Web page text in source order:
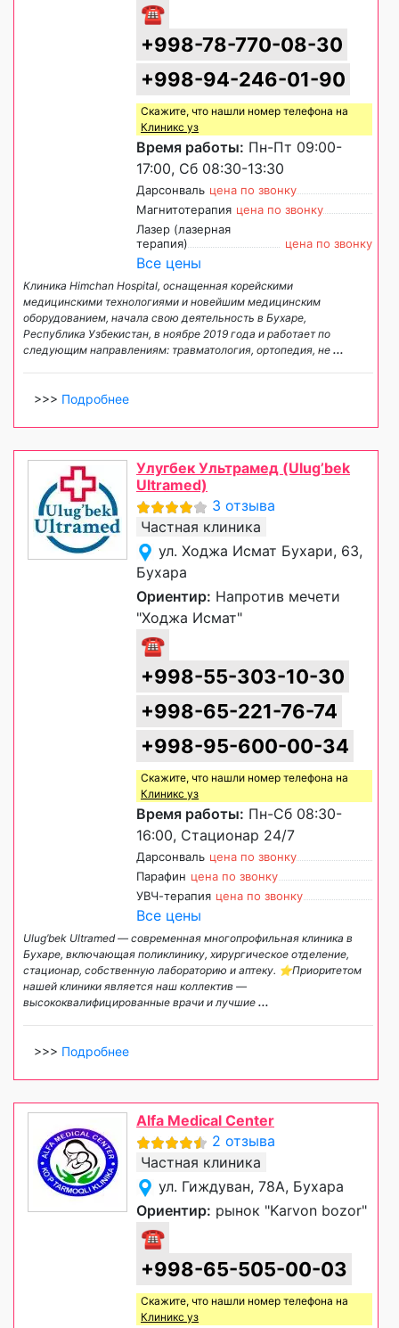
☎
+998-78-770-08-30
+998-94-246-01-90
Скажите, что нашли номер телефона на
Клиникс уз
Время работы: Пн-Пт 09:00-
17:00, Сб 08:30-13:30
Дарсонваль цена по звонку
Магнитотерапия цена по звонку
Лазер (лазерная
терапия)
цена по звонку
Все цены
Клиника Himchan Hospital, оснащенная корейскими
медицинскими технологиями и новейшим медицинским
оборудованием, начала свою деятельность в Бухаре,
Республика Узбекистан, в ноябре 2019 года и работает по
следующим направлениям: травматология, ортопедия, не ...
>>> Подробнее
Улугбек Ультрамед (Ulug’bek
Ultramed)
3 отзыва
Частная клиника
ул. Ходжа Исмат Бухари, 63,
Бухара
Ориентир: Напротив мечети
"Ходжа Исмат"
☎
+998-55-303-10-30
+998-65-221-76-74
+998-95-600-00-34
Скажите, что нашли номер телефона на
Клиникс уз
Время работы: Пн-Сб 08:30-
16:00, Стационар 24/7
Дарсонваль цена по звонку
Парафин цена по звонку
УВЧ-терапия цена по звонку
Все цены
Ulug’bek Ultramed — современная многопрофильная клиника в
Бухаре, включающая поликлинику, хирургическое отделение,
стационар, собственную лабораторию и аптеку. ⭐️Приоритетом
нашей клиники является наш коллектив —
высококвалифицированные врачи и лучшие ...
>>> Подробнее
Alfa Medical Center
2 отзыва
Частная клиника
ул. Гиждуван, 78А, Бухара
Ориентир: рынок "Karvon bozor"
☎
+998-65-505-00-03
Скажите, что нашли номер телефона на
Клиникс уз